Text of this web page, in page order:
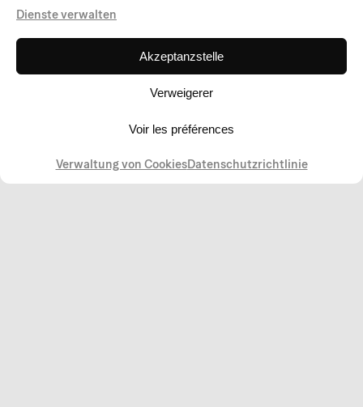
Dienste verwalten
Akzeptanzstelle
Verweigerer
Voir les préférences
Verwaltung von CookiesDatenschutzrichtlinie